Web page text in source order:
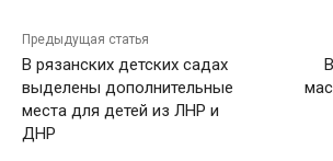
Предыдущая статья
В рязанских детских садах
выделены дополнительные
места для детей из ЛНР и
ДНР